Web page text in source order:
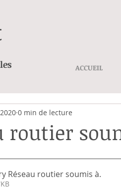
ACCUEIL
routier
0 min de lecture
Réseau routier soumis à.
• 17KB